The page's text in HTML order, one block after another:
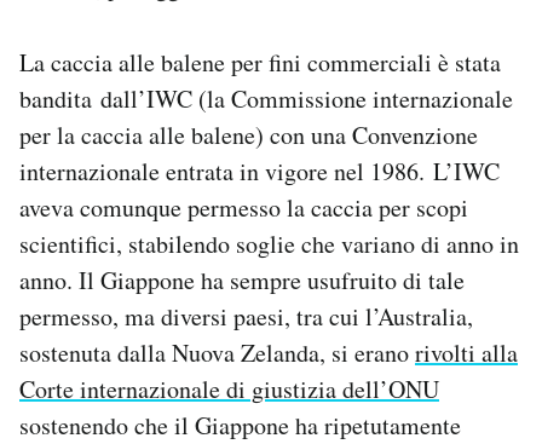
La caccia alle balene per fini commerciali è stata
bandita dall’IWC (la Commissione internazionale
per la caccia alle balene) con una Convenzione
internazionale entrata in vigore nel 1986. L’IWC
aveva comunque permesso la caccia per scopi
scientifici, stabilendo soglie che variano di anno in
anno. Il Giappone ha sempre usufruito di tale
permesso, ma diversi paesi, tra cui l’Australia,
sostenuta dalla Nuova Zelanda, si eranorivolti alla
Corte internazionale di giustizia dell’ONU
sostenendo che il Giappone ha ripetutamente